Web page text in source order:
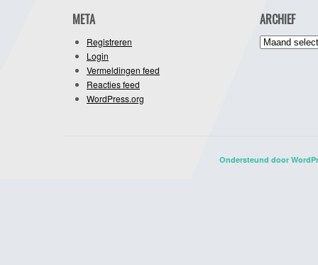
META
Registreren
Login
Vermeldingen feed
Reacties feed
WordPress.org
ARCHIEF
Archief
Ondersteund door